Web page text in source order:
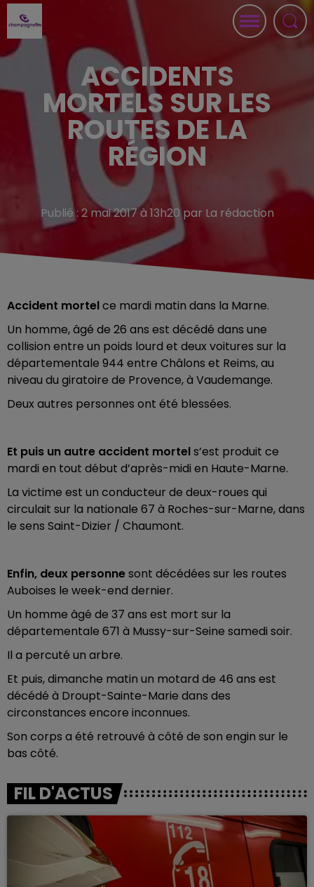
ACCIDENTS
MORTELS SUR LES
ROUTES DE LA
RÉGION
Publié : 2 mai 2017 à 13h20 par La rédaction
Accident mortelce mardi matin dans la Marne.
Un homme, âgé de 26 ans est décédé dans une
collision entre un poids lourd et deux voitures sur la
départementale 944 entre Châlons et Reims, au
niveau du giratoire de Provence, à Vaudemange.
Deux autres personnes ont été blessées.
Et puis un autre accident mortels’est produit ce
mardi en tout début d’après-midi en Haute-Marne.
La victime est un conducteur de deux-roues qui
circulait sur la nationale 67 à Roches-sur-Marne, dans
le sens Saint-Dizier / Chaumont.
Enfin, deux personnesont décédées sur les routes
Auboises le week-end dernier.
Un homme âgé de 37 ans est mort sur la
départementale 671 à Mussy-sur-Seine samedi soir.
Il a percuté un arbre.
Et puis, dimanche matin un motard de 46 ans est
décédé à Droupt-Sainte-Marie dans des
circonstances encore inconnues.
Son corps a été retrouvé à côté de son engin sur le
bas côté.
FIL D'ACTUS